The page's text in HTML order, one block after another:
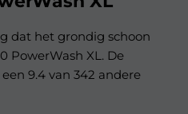
dat het grondig schoon
PowerWash XL. De
9.4 van 342 andere